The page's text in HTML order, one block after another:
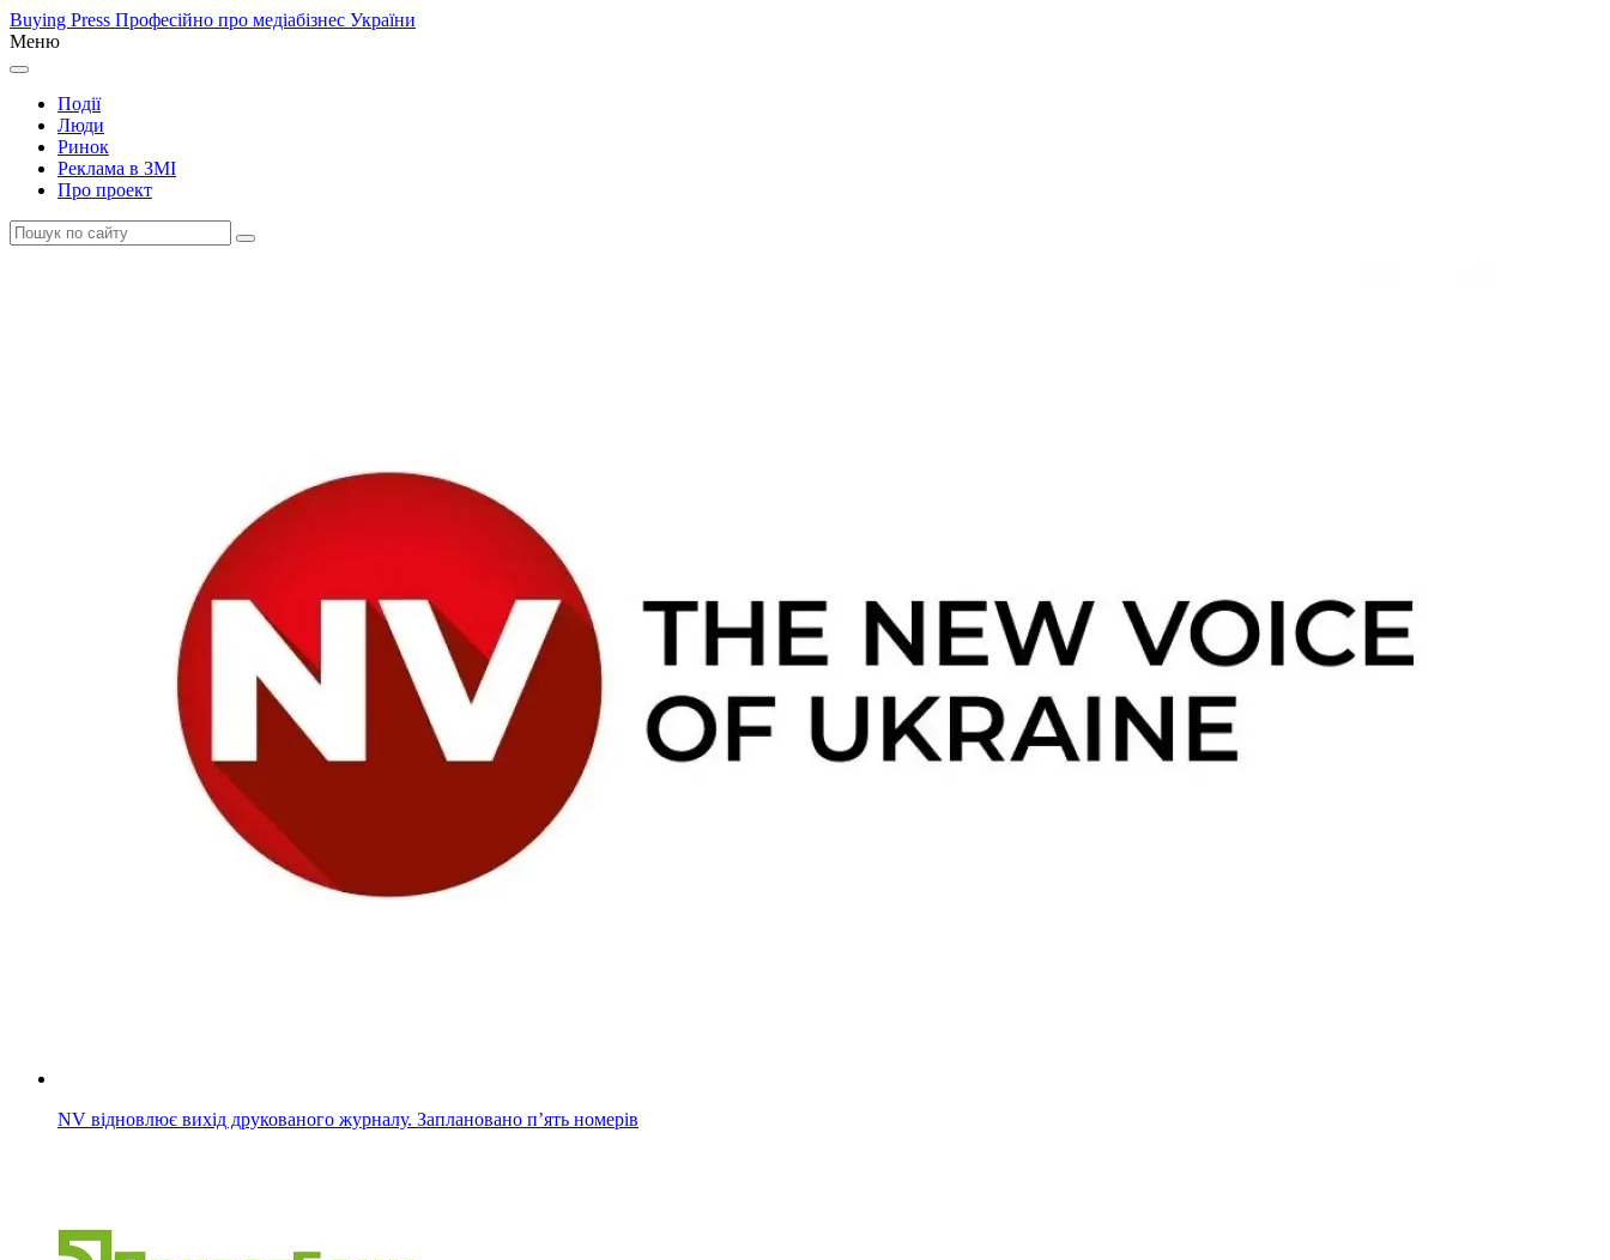
Buying Press Професійно про медіабізнес України
Меню
Події
Люди
Ринок
Реклама в ЗМІ
Про проект
NV відновлює вихід друкованого журналу. Заплановано п’ять номерів